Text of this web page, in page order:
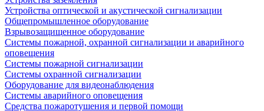
Устройства оптической и акустической сигнализации
Общепромышленное оборудование
Взрывозащищенное оборудование
Системы пожарной, охранной сигнализации и аварийного
оповещения
Системы пожарной сигнализации
Системы охранной сигнализации
Оборудование для видеонаблюдения
Системы аварийного оповещения
Средства пожаротушения и первой помощи